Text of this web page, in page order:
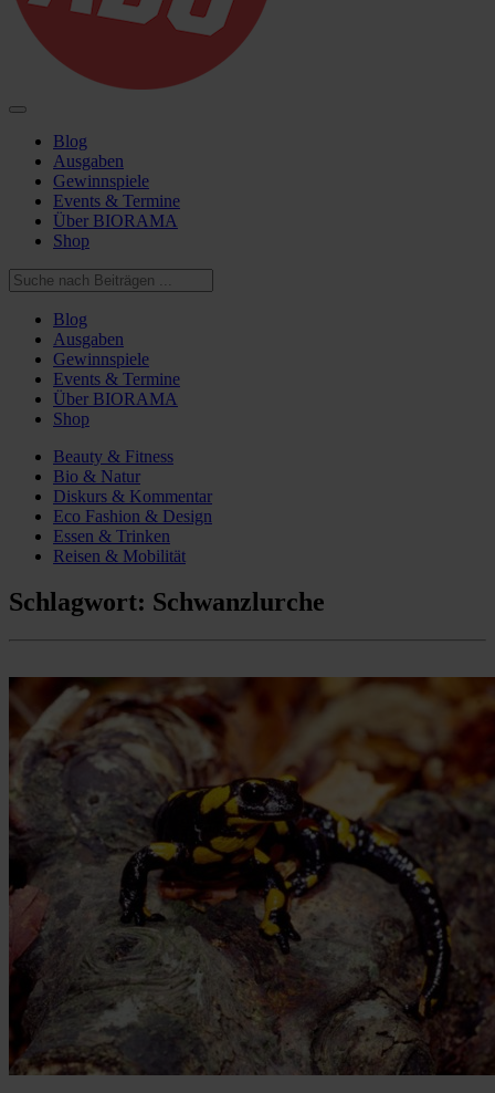
Blog
Ausgaben
Gewinnspiele
Events & Termine
Über BIORAMA
Shop
Blog
Ausgaben
Gewinnspiele
Events & Termine
Über BIORAMA
Shop
Beauty & Fitness
Bio & Natur
Diskurs & Kommentar
Eco Fashion & Design
Essen & Trinken
Reisen & Mobilität
Schlagwort: Schwanzlurche